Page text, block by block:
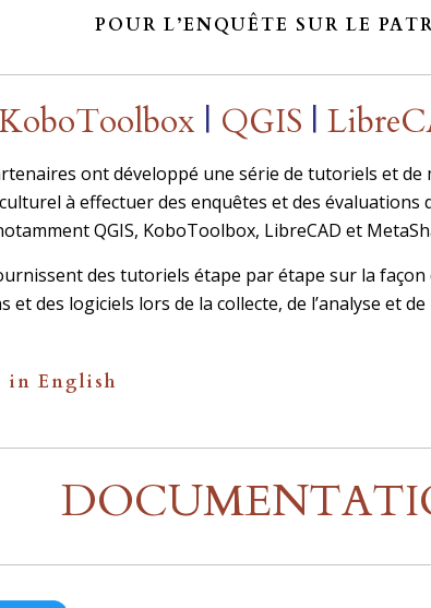
POUR L’ENQUÊTE SUR LE
KoboToolbox | QGIS |
ont développé une série de tutoriels et
à effectuer des enquêtes et des évaluations
QGIS, KoboToolbox, LibreCAD et
des tutoriels étape par étape sur la
et des logiciels lors de la collecte, de l’analyse et
in English